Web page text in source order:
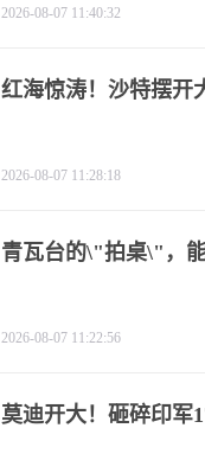
2026-08-07 11:40:32
红海惊涛！沙特摆开
2026-08-07 11:28:18
青瓦台的\"拍桌\"，
2026-08-07 11:22:56
莫迪开大！砸碎印军